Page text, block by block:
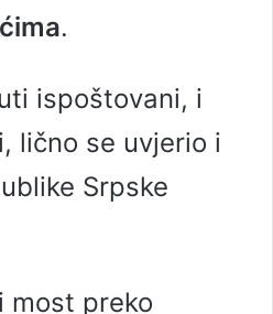
.
ispoštovani, i
lično se uvjerio i
Srpske
most preko